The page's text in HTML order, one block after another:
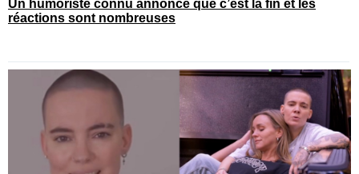
Un humoriste connu annonce que c’est la fin et les
réactions sont nombreuses